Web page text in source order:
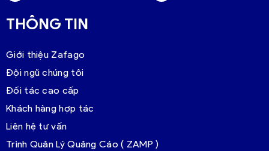
THÔNG TIN
Giới thiệu Zafago
Đội ngũ chúng tôi
Đối tác cao cấp
Khách hàng hợp tác
Liên hệ tư vấn
Trình Quản Lý Quảng Cáo ( ZAMP )